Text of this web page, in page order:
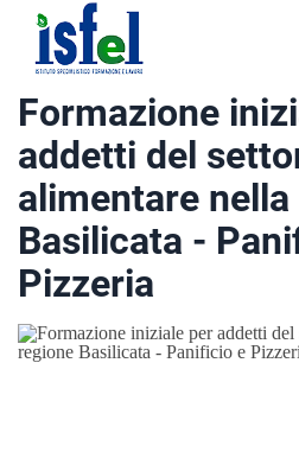
Isfel
Istituto
specialistico
formazione
e
lavoro
Formazione
addetti del
alimentare
Basilicata -
Pizzeria